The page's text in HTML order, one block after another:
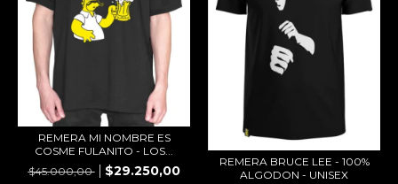
REMERA MI NOMBRE ES
COSME FULANITO - LOS...
$45.000,00
$29.250,00
REMERA BRUCE LEE - 100%
ALGODON - UNISEX